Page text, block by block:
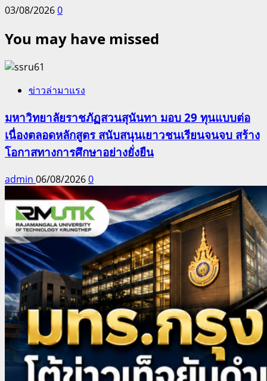
03/08/20260
You may have missed
ข่าวล่ามาแรง
มหาวิทยาลัยราชภัฏสวนสุนันทา มอบ 29 ทุนแบบต่อ
เนื่องตลอดหลักสูตร สนับสนุนเยาวชนเรียนจนจบ สร้าง
โอกาสทางการศึกษาอย่างยั่งยืน
admin 06/08/20260